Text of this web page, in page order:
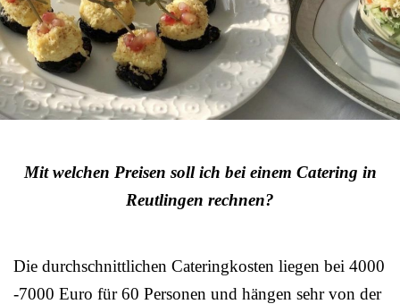
Mit welchen Preisen soll ich bei einem Catering in
Reutlingen rechnen?
Die durchschnittlichen Cateringkosten liegen bei 4000
-7000 Euro für 60 Personen und hängen sehr von der